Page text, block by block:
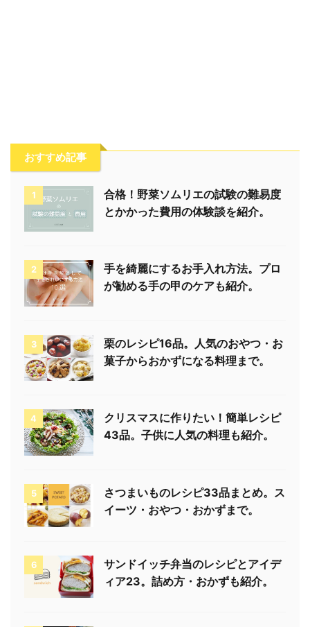
おすすめ記事
1
合格！野菜ソムリエの試験の難易度
とかかった費用の体験談を紹介。
2
手を綺麗にするお手入れ方法。プロ
が勧める手の甲のケアも紹介。
3
栗のレシピ16品。人気のおやつ・お
菓子からおかずになる料理まで。
4
クリスマスに作りたい！簡単レシピ
43品。子供に人気の料理も紹介。
5
さつまいものレシピ33品まとめ。ス
イーツ・おやつ・おかずまで。
6
サンドイッチ弁当のレシピとアイデ
ィア23。詰め方・おかずも紹介。